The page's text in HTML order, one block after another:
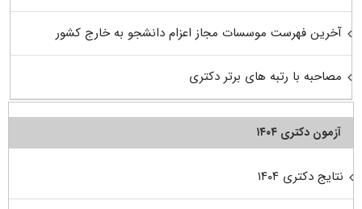
آخرین فهرست موسسات مجاز اعزام دانشجو به خارج کشور
مصاحبه با رتبه های برتر دکتری
آزمون دکتری ۱۴۰۴
نتایج دکتری ۱۴۰۴